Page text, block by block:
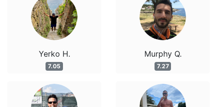
Yerko H.
7.05
Murphy Q.
7.27